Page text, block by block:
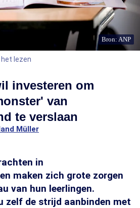
Bron: ANP
lezen
investeren om
van
te verslaan
Müller
in
maken zich grote zorgen
van hun leerlingen.
zelf de strijd aanbinden met